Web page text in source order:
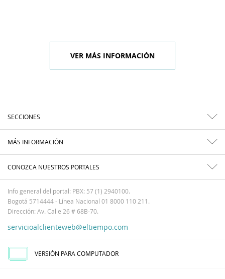
VER MÁS INFORMACIÓN
SECCIONES
MÁS INFORMACIÓN
CONOZCA NUESTROS PORTALES
Info general del portal: PBX: 57 (1) 2940100.
Bogotá 5714444 - Línea Nacional 01 8000 110 211.
Dirección: Av. Calle 26 # 68B-70.
servicioalclienteweb@eltiempo.com
VERSIÓN PARA COMPUTADOR